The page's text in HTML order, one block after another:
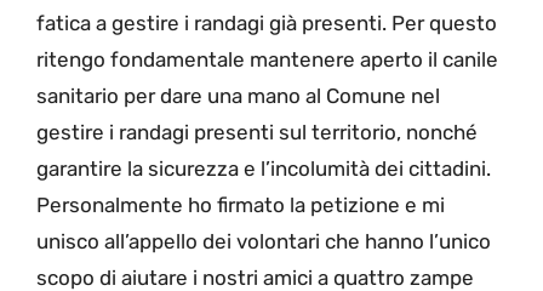
fatica a gestire i randagi già presenti. Per questo
ritengo fondamentale mantenere aperto il canile
sanitario per dare una mano al Comune nel
gestire i randagi presenti sul territorio, nonché
garantire la sicurezza e l’incolumità dei cittadini.
Personalmente ho firmato la petizione e mi
unisco all’appello dei volontari che hanno l’unico
scopo di aiutare i nostri amici a quattro zampe